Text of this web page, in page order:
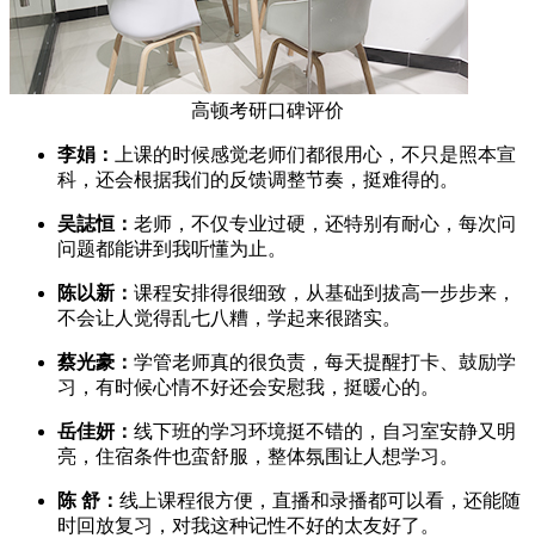
高顿考研口碑评价
李娟：
上课的时候感觉老师们都很用心，不只是照本宣
科，还会根据我们的反馈调整节奏，挺难得的。
吴誌恒： 老师，不仅专业过硬，还特别有耐心，每次问
问题都能讲到我听懂为止。
陈以新： 课程安排得很细致，从基础到拔高一步步来，
不会让人觉得乱七八糟，学起来很踏实。
蔡光豪： 学管老师真的很负责，每天提醒打卡、鼓励学
习，有时候心情不好还会安慰我，挺暖心的。
岳佳妍： 线下班的学习环境挺不错的，自习室安静又明
亮，住宿条件也蛮舒服，整体氛围让人想学习。
陈 舒： 线上课程很方便，直播和录播都可以看，还能随
时回放复习，对我这种记性不好的太友好了。